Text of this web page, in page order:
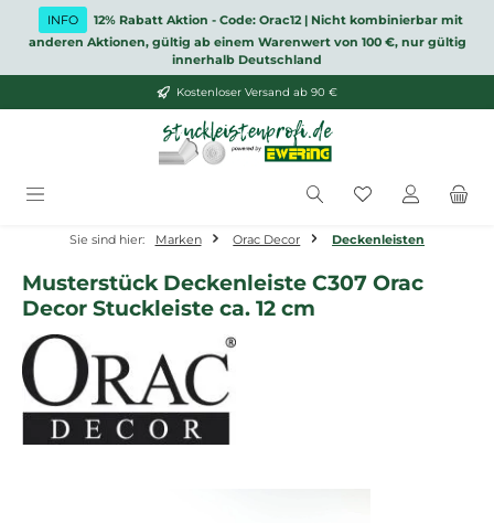
Zum Hauptinhalt springen
INFO
12% Rabatt Aktion - Code: Orac12 | Nicht kombinierbar mit
anderen Aktionen, gültig ab einem Warenwert von 100 €, nur gültig
innerhalb Deutschland
Kostenloser Versand ab 90 €
Du hast 0
Sie sind hier: Marken Orac Decor Deckenleisten
Musterstück Deckenleiste C307 Orac
Decor Stuckleiste ca. 12 cm